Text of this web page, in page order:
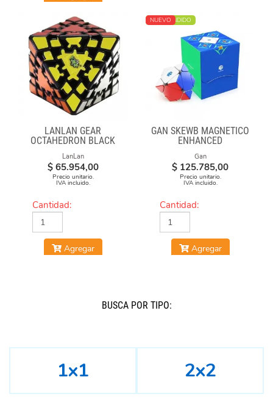
LANLAN GEAR
OCTAHEDRON BLACK
LanLan
$ 65.954,00
Precio unitario.
IVA incluido.
Cantidad:
Agregar
MÁS VENDIDO
NUEVO
GAN SKEWB MAGNETICO
ENHANCED
Gan
$ 125.785,00
Precio unitario.
IVA incluido.
Cantidad:
Agregar
BUSCÁ POR TIPO:
1x1 2x2